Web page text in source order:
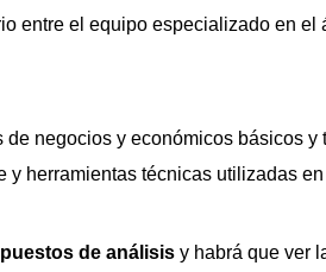
entre el equipo especializado en el
de negocios y económicos básicos y
herramientas técnicas utilizadas
de análisis y habrá que ver